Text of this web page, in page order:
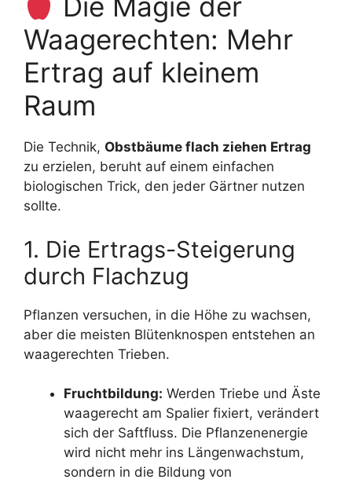
Waagerechten: Mehr
Ertrag auf kleinem
Raum
Die Technik, Obstbäume flach ziehen Ertrag
zu erzielen, beruht auf einem einfachen
biologischen Trick, den jeder Gärtner nutzen
sollte.
1. Die Ertrags-Steigerung
durch Flachzug
Pflanzen versuchen, in die Höhe zu wachsen,
aber die meisten Blütenknospen entstehen an
waagerechten Trieben.
Fruchtbildung: Werden Triebe und Äste
waagerecht am Spalier fixiert, verändert
sich der Saftfluss. Die Pflanzenenergie
wird nicht mehr ins Längenwachstum,
sondern in die Bildung von